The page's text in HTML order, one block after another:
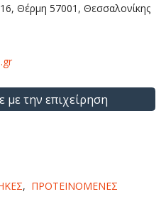
Θέρμη 57001, Θεσσαλονίκης
με την επιχείρηση
, ΠΡΟΤΕΙΝΟΜΕΝΕΣ